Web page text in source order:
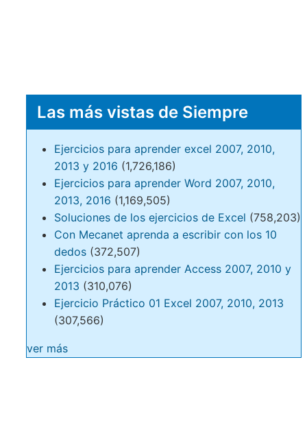
Las más vistas de Siempre
Ejercicios para aprender excel 2007, 2010,
2013 y 2016 (1,726,186)
Ejercicios para aprender Word 2007, 2010,
2013, 2016 (1,169,505)
Soluciones de los ejercicios de Excel (758,203)
Con Mecanet aprenda a escribir con los 10
dedos (372,507)
Ejercicios para aprender Access 2007, 2010 y
2013 (310,076)
Ejercicio Práctico 01 Excel 2007, 2010, 2013
(307,566)
ver más